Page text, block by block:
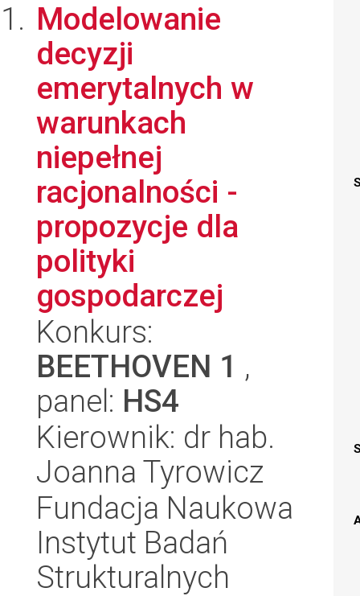
Modelowanie
decyzji
emerytalnych w
warunkach
niepełnej
racjonalności -
propozycje dla
polityki
gospodarczej
Konkurs:
BEETHOVEN 1 ,
panel: HS4
Kierownik: dr hab.
Joanna Tyrowicz
Fundacja Naukowa
Instytut Badań
Strukturalnych